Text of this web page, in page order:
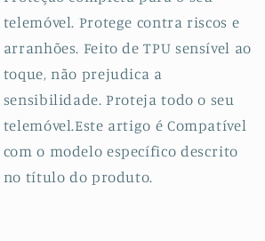
telemóvel. Protege contra riscos e
arranhões. Feito de TPU sensível ao
toque, não prejudica a
sensibilidade. Proteja todo o seu
telemóvel.Este artigo é Compatível
com o modelo específico descrito
no título do produto.